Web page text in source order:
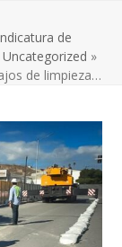
de
Uncategorized »
de limpieza…